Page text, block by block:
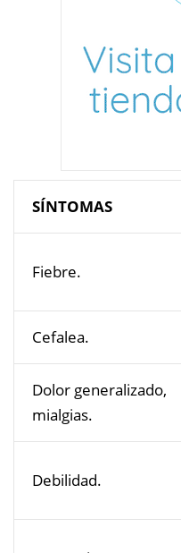
SÍNTOMAS
Fiebre.
Cefalea.
Dolor generalizado,
mialgias.
Debilidad.